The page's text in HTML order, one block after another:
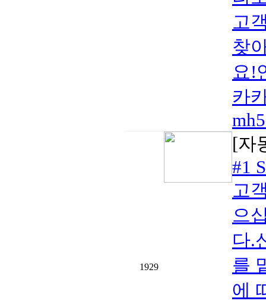
고
찾
요!
카
1929
[자
#1
고
으
다.
를
에